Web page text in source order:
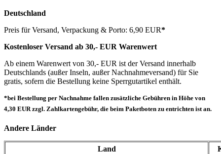
Deutschland
Preis für Versand, Verpackung & Porto: 6,90 EUR*
Kostenloser Versand ab 30,- EUR Warenwert
Ab einem Warenwert von 30,- EUR ist der Versand innerhalb
Deutschlands (außer Inseln, außer Nachnahmeversand) für Sie
gratis, sofern die Bestellung keine Sperrgutartikel enthält.
*bei Bestellung per Nachnahme fallen zusätzliche Gebühren in Höhe von
4,30 EUR zzgl. Zahlkartengebühr, die beim Paketboten zu entrichten ist an.
Andere Länder
Land